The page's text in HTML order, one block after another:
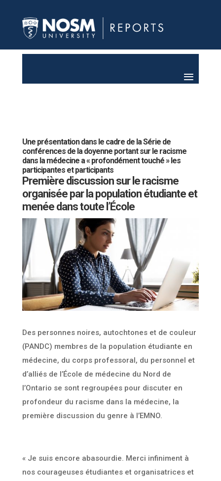
Une présentation dans le cadre de la Série de
conférences de la doyenne portant sur le racisme
dans la médecine a « profondément touché » les
participantes et participants
Première discussion sur le racisme
organisée par la population étudiante et
menée dans toute l’École
Des personnes noires, autochtones et de couleur
(PANDC) membres de la population étudiante en
médecine, du corps professoral, du personnel et
d’alliés de l’École de médecine du Nord de
l’Ontario se sont regroupées pour discuter en
profondeur du racisme dans la médecine, la
première discussion du genre à l’EMNO.
« Je suis encore abasourdie. Merci infiniment à
nos courageuses étudiantes et organisatrices et